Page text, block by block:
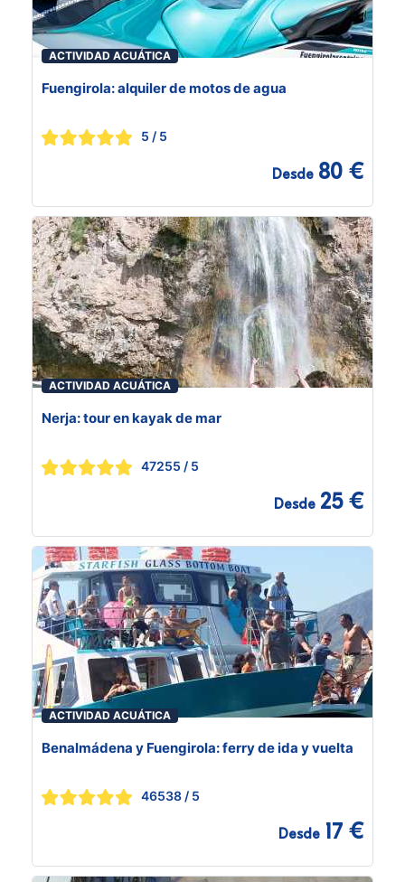
ACTIVIDAD ACUÁTICA
Fuengirola: alquiler de motos de agua
5 / 5
Desde 80 €
ACTIVIDAD ACUÁTICA
Nerja: tour en kayak de mar
47255 / 5
Desde 25 €
ACTIVIDAD ACUÁTICA
Benalmádena y Fuengirola: ferry de ida y vuelta
46538 / 5
Desde 17 €